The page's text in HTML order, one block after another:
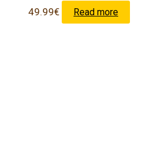
49.99€ Read more